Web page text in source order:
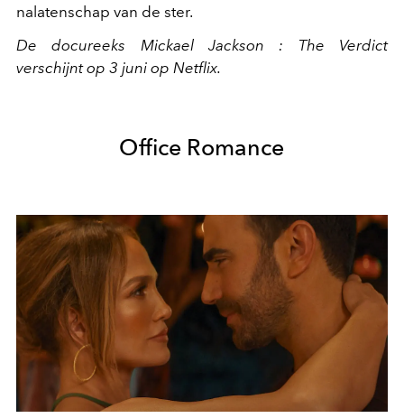
nalatenschap van de ster.
De docureeks Mickael Jackson : The Verdict
verschijnt op 3 juni op Netflix.
Office Romance